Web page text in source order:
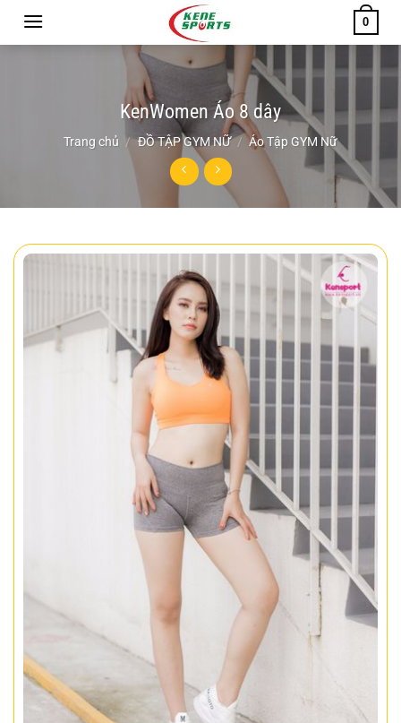
0
KenWomen Áo 8 dây
Trang chủ / ĐỒ TẬP GYM NỮ / Áo Tập GYM Nữ